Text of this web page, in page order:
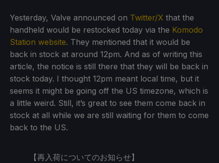
Yesterday, Valve announced on Twitter/X that the
handheld would be restocked today via the Komodo
Station website. They mentioned that it would be
back in stock at around 12pm. And as of writing this
article, the notice is still there that they will be back in
stock today. I thought 12pm meant local time, but it
seems it might be going off the US timezone, which is
a little weird. Still, it’s great to see them come back in
stock at all while we are still waiting for them to come
back to the US.
【再入荷についてのお知らせ】